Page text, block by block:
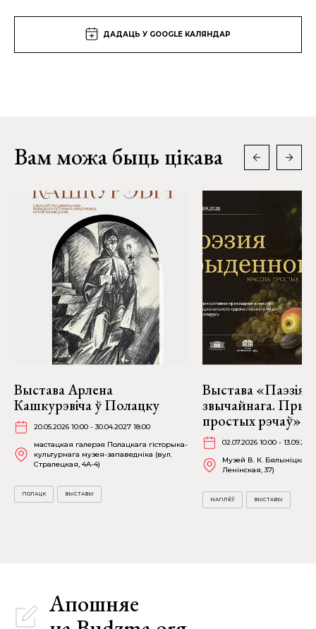
ДАДАЦЬ У GOOGLE КАЛЯНДАР
Вам можа быць цікава
Выстава Арлена
Кашкурэвіча ў Полацку
20.05.2026 10:00 - 30.04.2027 18:00
мастацкая галерэя Полацкага гісторыка-
культурнага музея-запаведніка (вул.
Стралецкая, 4A-4)
ПОЛАЦК ВЫСТАВЫ
Выстава «Паэзія
звычайнага.
простых рэчаў» у
02.07.2026 10:00 -
Музей В. К. Бялыніцкага-
Ленінская, 37)
МАГІЛЁЎ ВЫСТАВЫ
Апошняе